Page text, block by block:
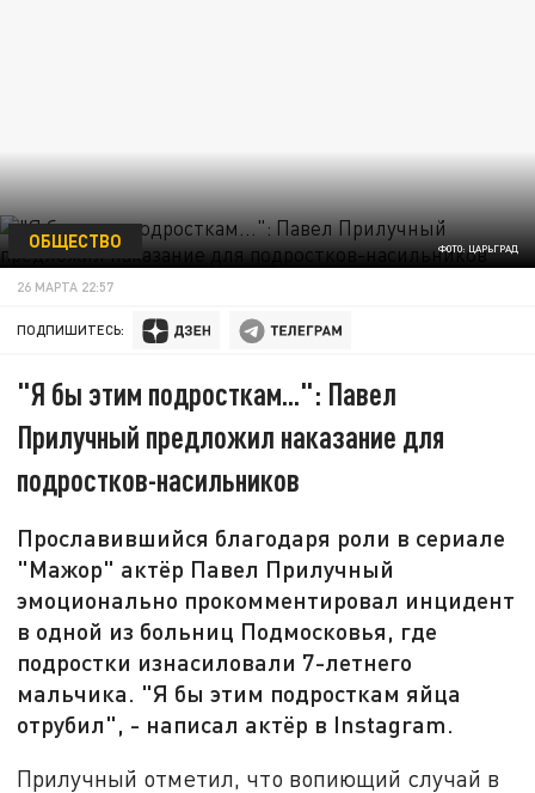
ФОТО: ЦАРЬГРАД
ОБЩЕСТВО
26 МАРТА 22:57
ПОДПИШИТЕСЬ:
"Я бы этим подросткам...": Павел
Прилучный предложил наказание для
подростков-насильников
Прославившийся благодаря роли в сериале
"Мажор" актёр Павел Прилучный
эмоционально прокомментировал инцидент
в одной из больниц Подмосковья, где
подростки изнасиловали 7-летнего
мальчика. "Я бы этим подросткам яйца
отрубил", - написал актёр в Instagram.
Прилучный отметил, что вопиющий случай в